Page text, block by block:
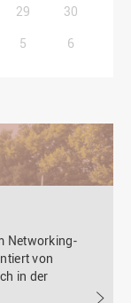
29
30
5 6
Networking-
von
in der